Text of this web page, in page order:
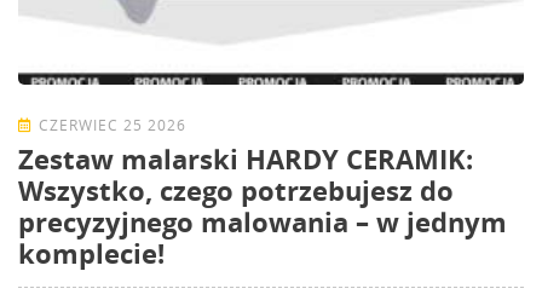
CZERWIEC 25 2026
Zestaw malarski HARDY CERAMIK:
Wszystko, czego potrzebujesz do
precyzyjnego malowania – w jednym
komplecie!